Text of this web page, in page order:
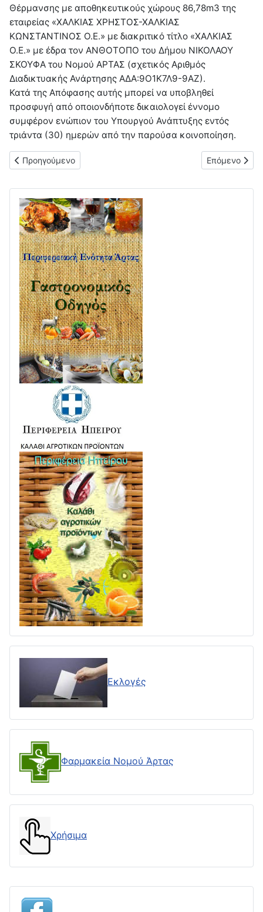
Θέρμανσης με αποθηκευτικούς χώρους 86,78m3 της
εταιρείας «ΧΑΛΚΙΑΣ ΧΡΗΣΤΟΣ-ΧΑΛΚΙΑΣ
ΚΩΝΣΤΑΝΤΙΝΟΣ Ο.Ε.» με διακριτικό τίτλο «ΧΑΛΚΙΑΣ
Ο.Ε.» με έδρα τον ΑΝΘΟΤΟΠΟ του Δήμου ΝΙΚΟΛΑΟΥ
ΣΚΟΥΦΑ του Νομού ΑΡΤΑΣ (σχετικός Αριθμός
Διαδικτυακής Ανάρτησης ΑΔΑ:9Ο1Κ7Λ9-9ΑΖ).
Κατά της Απόφασης αυτής μπορεί να υποβληθεί
προσφυγή από οποιονδήποτε δικαιολογεί έννομο
συμφέρον ενώπιον του Υπουργού Ανάπτυξης εντός
τριάντα (30) ημερών από την παρούσα κοινοποίηση.
Προηγούμενο άρθρο: Ανακοίνωση σχετικά με τη χορήγηση
Προηγούμενο Επόμενο
Επόμενο
Εκλογές
Φαρμακεία Νομού Άρτας
Χρήσιμα